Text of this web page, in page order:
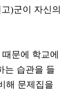
)군이 자신의
문에 학교에
는 습관을 들
해 문제집을